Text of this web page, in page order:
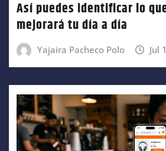
Así puedes identificar lo
mejorará tu día a día
Yajaira Pacheco Polo Jul